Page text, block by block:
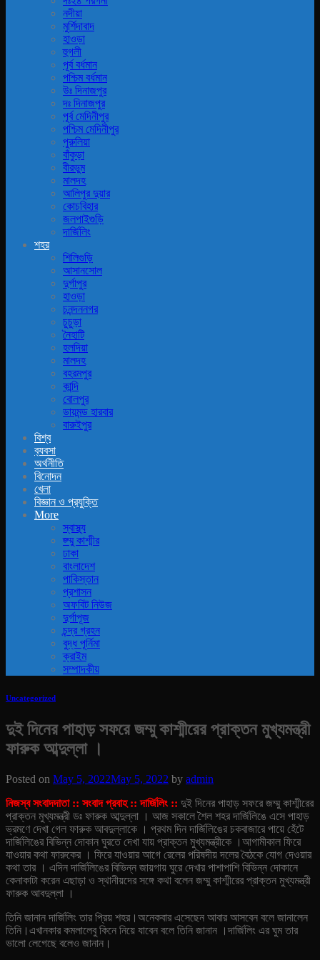
নদীয়া
মুর্শিদাবাদ
হাওড়া
হুগলী
পূর্ব বর্ধমান
পশ্চিম বর্ধমান
উঃ দিনাজপুর
দঃ দিনাজপুর
পূর্ব মেদিনীপুর
পশ্চিম মেদিনীপুর
পুরুলিয়া
বাঁকুড়া
বীরভুম
মালদহ
আলিপুর দুয়ার
কোচবিহার
জলপাইগুড়ি
দার্জিলিং
শহর
শিলিগুড়ি
আসানসোল
দুর্গাপুর
হাওড়া
চনন্দননগর
চুচুড়া
নৈহাটি
হলদিয়া
মালদহ
বহরমপুর
কান্দি
বোলপুর
ডায়মন্ড হারবার
বারুইপুর
বিশ্ব
ব‍্যবসা
অর্থনীতি
বিনোদন
খেলা
বিজ্ঞান ও প্রযুক্তি
More
স্বাস্থ্য
জ্ম্মু কাশ্মীর
ঢাকা
বাংলাদেশ
পাকিস্তান
প্রশাসন
অফবিট নিউজ
দুর্গাপূজ
চন্দ্র গ্রহন
বুদ্ধ পূর্নিমা
ক্রাইম
সম্পাদকীয়
Uncategorized
দুই দিনের পাহাড় সফরে জম্মু কাশ্মীরের প্রাক্তন মুখ্যমন্ত্রী
ফারুক আব্দুল্লা ।
Posted on May 5, 2022May 5, 2022 by admin
নিজস্ব সংবাদদাতা :: সংবাদ প্রবাহ :: দার্জিলিং :: দুই দিনের পাহাড় সফরে জম্মু কাশ্মীরের
প্রাক্তন মুখ্যমন্ত্রী ডঃ ফারুক আব্দুল্লা । আজ সকালে শৈল শহর দার্জিলিঙে এসে পাহাড়
ভ্রমণে দেখা গেল ফারুক আবদুল্লাকে । প্রথম দিন দার্জিলিঙের চকবাজারে পায়ে হেঁটে
দার্জিলিঙের বিভিন্ন দোকান ঘুরতে দেখা যায় প্রাক্তন মুখ্যমন্ত্রীকে । আগামীকাল ফিরে
যাওয়ার কথা ফারুকের । ফিরে যাওয়ার আগে রেলের পরিষদীয় দলের বৈঠকে যোগ দেওয়ার
কথা তার । এদিন দার্জিলিঙের বিভিন্ন জায়গায় ঘুরে দেখার পাশাপাশি বিভিন্ন দোকানে
কেনাকাটা করেন এছাড়া ও স্থানীয়দের সঙ্গে কথা বলেন জম্মু কাশ্মীরের প্রাক্তন মুখ্যমন্ত্রী
ফারুক আবদুল্লা ।
তিনি জানান দার্জিলিং তার প্রিয় শহর।অনেকবার এসেছেন আবার আসবেন বলে জানালেন
তিনি।এখানকার কমলালেবু কিনে নিয়ে যাবেন বলে তিনি জানান ।দার্জিলিং এর ঘুম তার
ভালো লেগেছে বলেও জানান।